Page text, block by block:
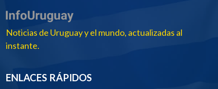
Noticias de Uruguay y el mundo, actualizadas al
instante.
ENLACES RÁPIDOS